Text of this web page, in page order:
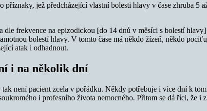
příznaky, jež předcházející vlastní bolesti hlavy v čase zhruba
dle frekvence na epizodickou [do 14 dnů v měsíci s bolestí
bolestí hlavy. V tomto čase má někdo žízeň, někdo
atak i odhadnout.
i na několik dní
není pacient zcela v pořádku. Někdy potřebuje i více dní k
i profesního života nemocného. Přitom se dá říci, že